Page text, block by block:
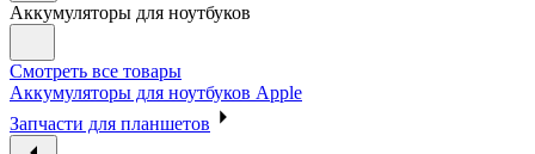
Аккумуляторы для ноутбуков
Смотреть все товары
Аккумуляторы для ноутбуков Apple
Запчасти для планшетов